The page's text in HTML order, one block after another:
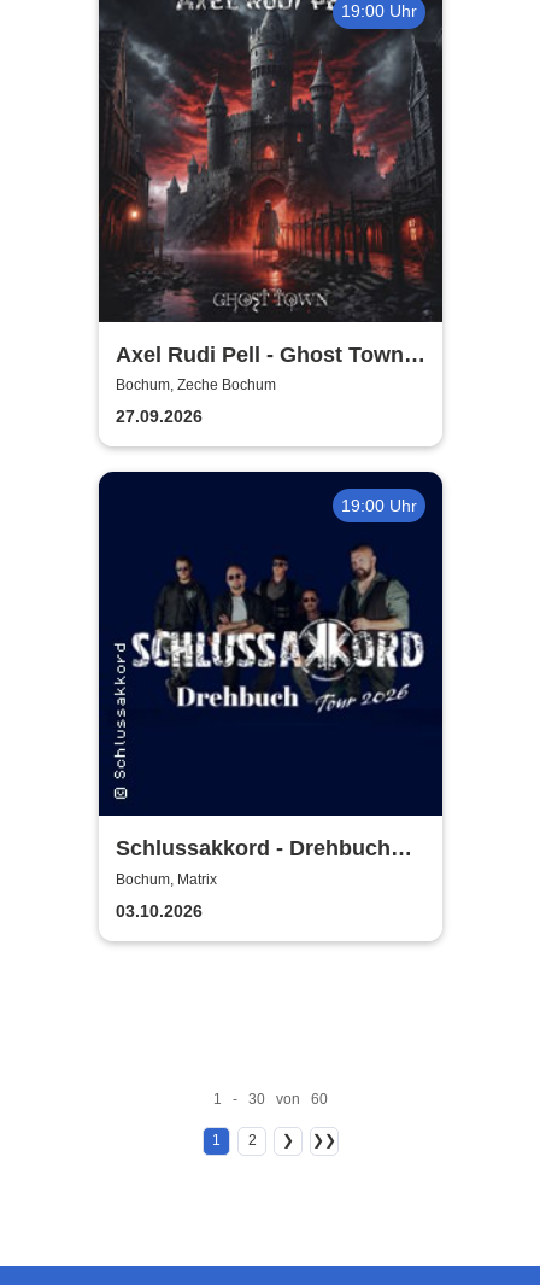
19:00 Uhr
Axel Rudi Pell - Ghost Town
Tour 2026
Bochum, Zeche Bochum
27.09.2026
19:00 Uhr
Schlussakkord - Drehbuch
Tour 2026
Bochum, Matrix
03.10.2026
1 - 30 von 60
1 2 ❯ ❯❯